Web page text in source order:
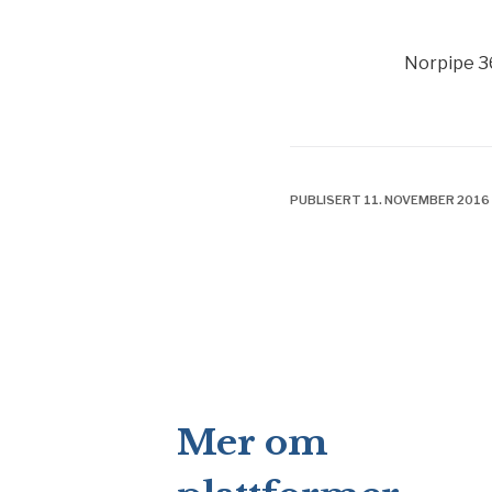
Norpipe
PUBLISERT 11. NOVEMBER
Mer om